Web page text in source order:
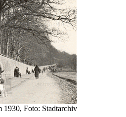
1930, Foto: Stadtarchiv